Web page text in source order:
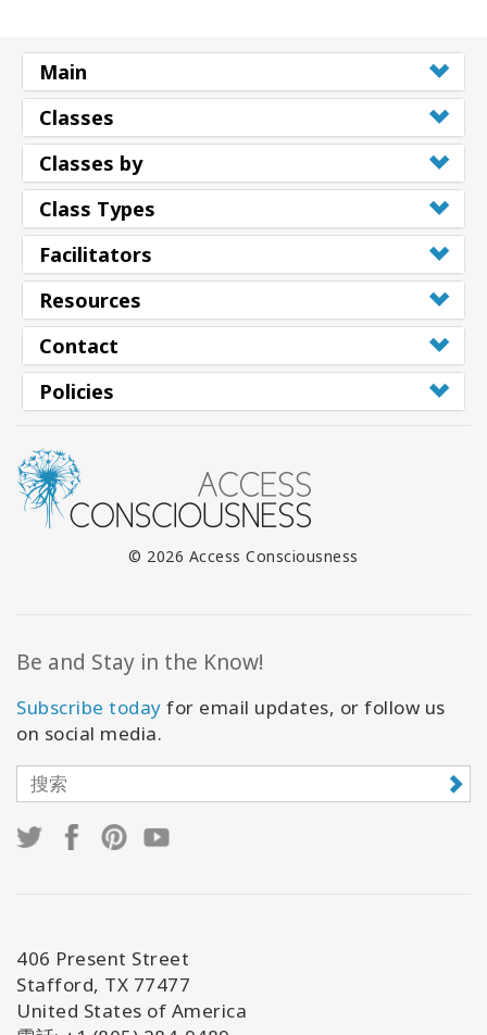
Main
Classes
Classes by
Class Types
Facilitators
Resources
Contact
Policies
© 2026 Access Consciousness
Be and Stay in the Know!
Subscribe today for email updates, or follow us
on social media.
406 Present Street
Stafford, TX 77477
United States of America